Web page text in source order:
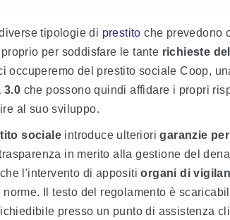
tipologie di prestito che prevedono
per soddisfare le tante richieste
occuperemo del prestito sociale Coop,
3.0 che possono quindi affidare i propri
al suo sviluppo.
sociale introduce ulteriorigaranzie
in merito alla gestione del
l'intervento di appositiorgani di
Il testo del regolamento è
presso un punto di assistenza